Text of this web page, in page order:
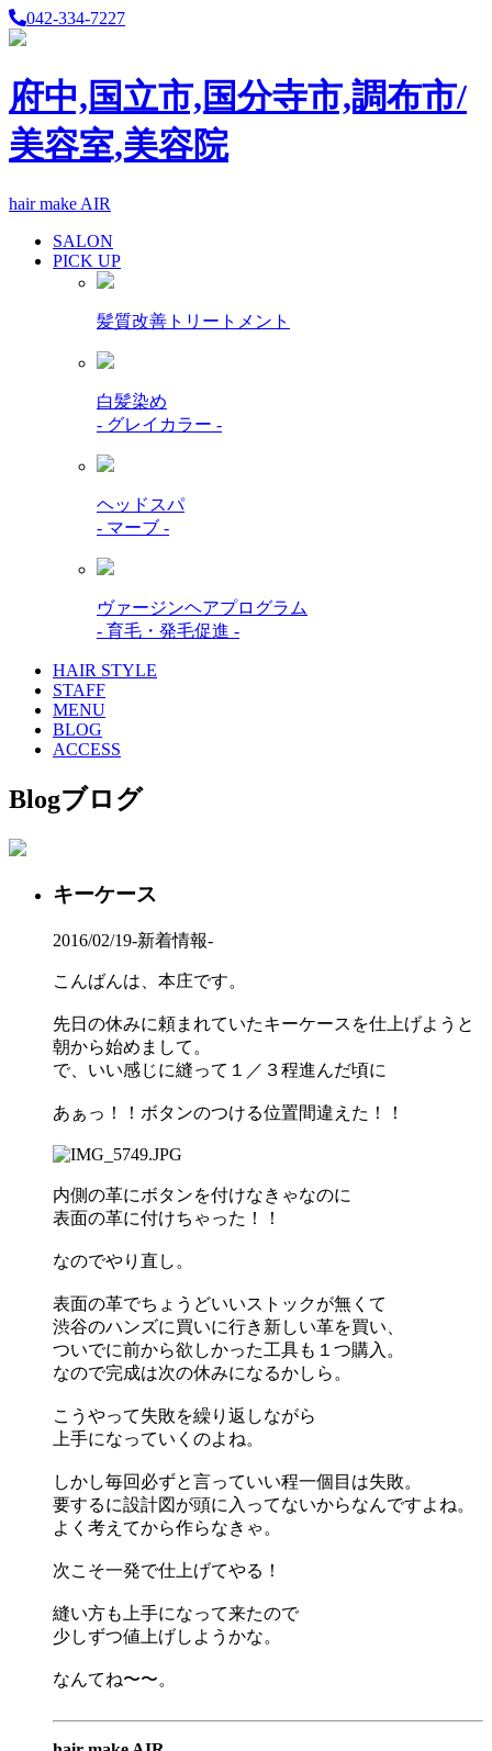
042-334-7227
府中,国立市,国分寺市,調布市/
美容室,美容院
hair make AIR
SALON
PICK UP
髪質改善トリートメント
白髪染め
- グレイカラー -
ヘッドスパ
- マーブ -
ヴァージンヘアプログラム
- 育毛・発毛促進 -
HAIR STYLE
STAFF
MENU
BLOG
ACCESS
Blogブログ
キーケース
2016/02/19-新着情報-
こんばんは、本庄です。
先日の休みに頼まれていたキーケースを仕上げようと
朝から始めまして。
で、いい感じに縫って１／３程進んだ頃に
あぁっ！！ボタンのつける位置間違えた！！
内側の革にボタンを付けなきゃなのに
表面の革に付けちゃった！！
なのでやり直し。
表面の革でちょうどいいストックが無くて
渋谷のハンズに買いに行き新しい革を買い、
ついでに前から欲しかった工具も１つ購入。
なので完成は次の休みになるかしら。
こうやって失敗を繰り返しながら
上手になっていくのよね。
しかし毎回必ずと言っていい程一個目は失敗。
要するに設計図が頭に入ってないからなんですよね。
よく考えてから作らなきゃ。
次こそ一発で仕上げてやる！
縫い方も上手になって来たので
少しずつ値上げしようかな。
なんてね〜〜。